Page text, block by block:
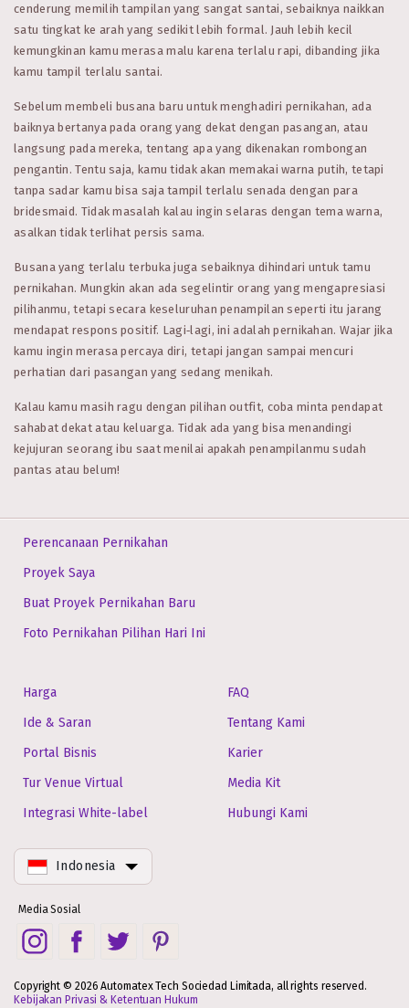
cenderung memilih tampilan yang sangat santai, sebaiknya naikkan
satu tingkat ke arah yang sedikit lebih formal. Jauh lebih kecil
kemungkinan kamu merasa malu karena terlalu rapi, dibanding jika
kamu tampil terlalu santai.
Sebelum membeli busana baru untuk menghadiri pernikahan, ada
baiknya bertanya pada orang yang dekat dengan pasangan, atau
langsung pada mereka, tentang apa yang dikenakan rombongan
pengantin. Tentu saja, kamu tidak akan memakai warna putih, tetapi
tanpa sadar kamu bisa saja tampil terlalu senada dengan para
bridesmaid. Tidak masalah kalau ingin selaras dengan tema warna,
asalkan tidak terlihat persis sama.
Busana yang terlalu terbuka juga sebaiknya dihindari untuk tamu
pernikahan. Mungkin akan ada segelintir orang yang mengapresiasi
pilihanmu, tetapi secara keseluruhan penampilan seperti itu jarang
mendapat respons positif. Lagi‑lagi, ini adalah pernikahan. Wajar jika
kamu ingin merasa percaya diri, tetapi jangan sampai mencuri
perhatian dari pasangan yang sedang menikah.
Kalau kamu masih ragu dengan pilihan outfit, coba minta pendapat
sahabat dekat atau keluarga. Tidak ada yang bisa menandingi
kejujuran seorang ibu saat menilai apakah penampilanmu sudah
pantas atau belum!
Perencanaan Pernikahan
Proyek Saya
Buat Proyek Pernikahan Baru
Foto Pernikahan Pilihan Hari Ini
Harga
Ide & Saran
Portal Bisnis
Tur Venue Virtual
Integrasi White-label
FAQ
Tentang Kami
Karier
Media Kit
Hubungi Kami
Indonesia
Media Sosial
Copyright © 2026 Automatex Tech Sociedad Limitada, all rights reserved.
Kebijakan Privasi & Ketentuan Hukum